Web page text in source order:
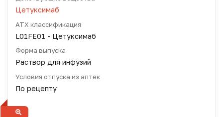
Цетуксимаб
АТХ классификация
L01FE01 - Цетуксимаб
Форма выпуска
Раствор для инфузий
Условия отпуска из аптек
По рецепту